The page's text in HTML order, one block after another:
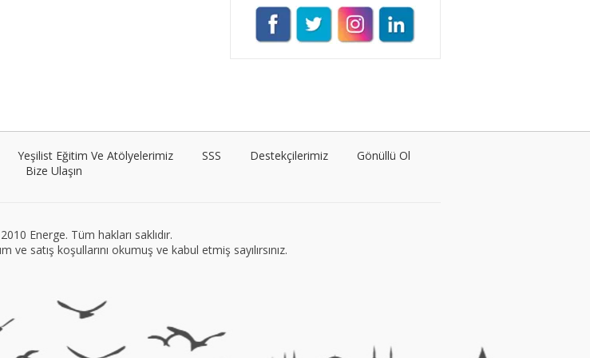
VEGG İstanbul
Naz Kural
Yeşilist Eğitim Ve Atölyelerimiz SSS Destekçilerimiz
Gönüllü Ol
Bize Ulaşın
Energe. Tüm hakları saklıdır.
ve satış koşullarını okumuş ve kabul etmiş sayılırsınız.